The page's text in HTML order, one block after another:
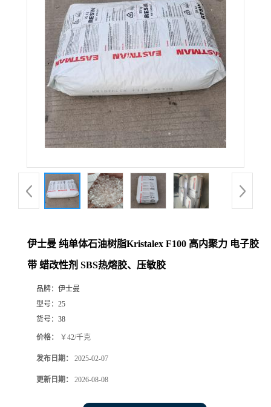
伊士曼 纯单体石油树脂Kristalex F100 高内聚力 电子胶
带 蜡改性剂 SBS热熔胶、压敏胶
品牌： 伊士曼
型号： 25
货号： 38
价格： ￥42/千克
发布日期： 2025-02-07
更新日期： 2026-08-08